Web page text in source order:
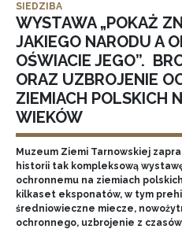
SIEDZIBA
WYSTAWA „POKAŻ
JAKIEGO NARODU A
OŚWIACIE JEGO”.
ORAZ UZBROJENIE
ZIEMIACH POLSKICH
WIEKÓW
Muzeum Ziemi Tarnowskiej
historii tak kompleksową
ochronnemu na ziemiach
kilkaset eksponatów, w tym
średniowieczne miecze,
ochronnego, uzbrojenie z